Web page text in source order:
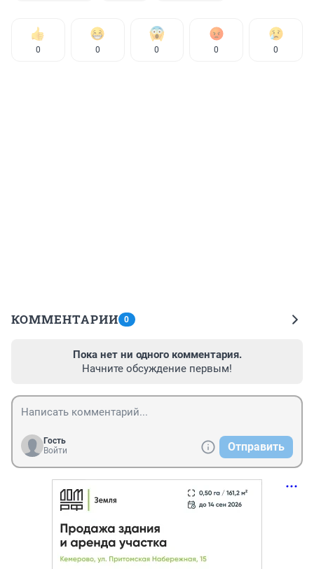
0 0 0 0 0
КОММЕНТАРИИ 0
Пока нет ни одного комментария.
Начните обсуждение первым!
Гость
Войти
Отправить